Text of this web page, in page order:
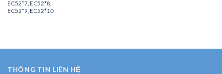
EC52*7, EC52*8,
EC52*9, EC52*10
THÔNG TIN LIÊN HỆ